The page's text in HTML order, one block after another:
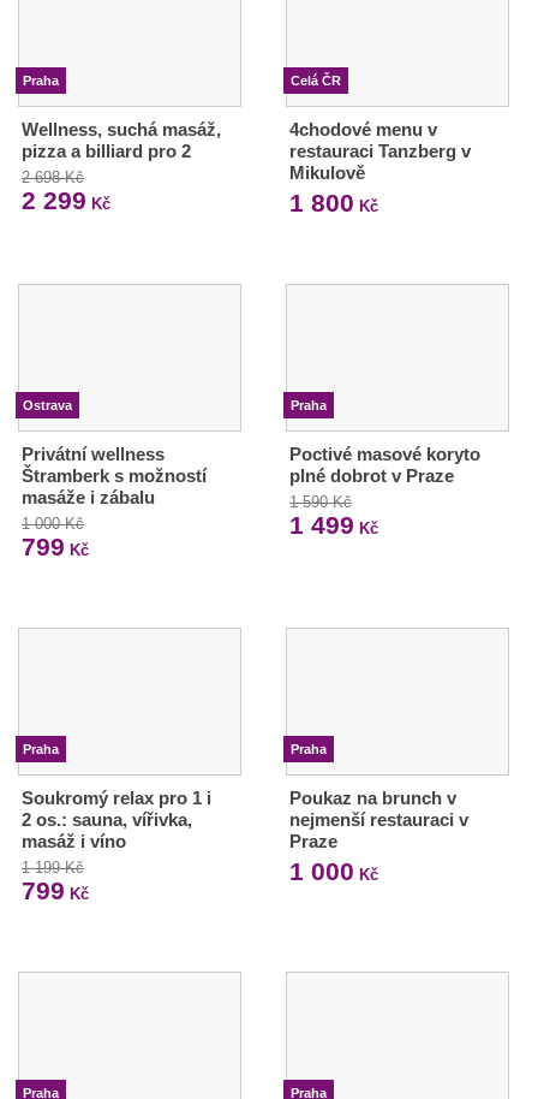
Praha
Wellness, suchá masáž,
pizza a billiard pro 2
2 698 Kč
2 299 Kč
Celá ČR
4chodové menu v
restauraci Tanzberg v
Mikulově
1 800 Kč
Ostrava
Privátní wellness
Štramberk s možností
masáže i zábalu
1 000 Kč
799 Kč
Praha
Poctivé masové koryto
plné dobrot v Praze
1 590 Kč
1 499 Kč
Praha
Soukromý relax pro 1 i
2 os.: sauna, vířivka,
masáž i víno
1 199 Kč
799 Kč
Praha
Poukaz na brunch v
nejmenší restauraci v
Praze
1 000 Kč
Praha Praha